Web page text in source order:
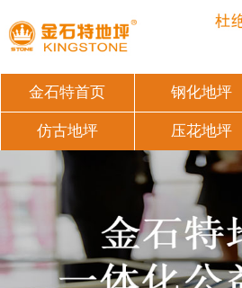
金石特首页 钢化地坪
仿古地坪 压花地坪